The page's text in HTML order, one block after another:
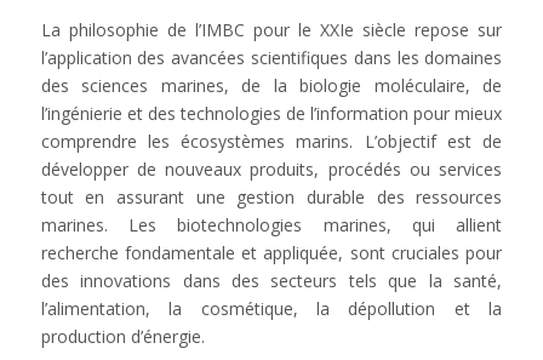
La philosophie de l’IMBC pour le XXIe siècle repose sur
l’application des avancées scientifiques dans les domaines
des sciences marines, de la biologie moléculaire, de
l’ingénierie et des technologies de l’information pour mieux
comprendre les écosystèmes marins. L’objectif est de
développer de nouveaux produits, procédés ou services
tout en assurant une gestion durable des ressources
marines. Les biotechnologies marines, qui allient
recherche fondamentale et appliquée, sont cruciales pour
des innovations dans des secteurs tels que la santé,
l’alimentation, la cosmétique, la dépollution et la
production d’énergie.